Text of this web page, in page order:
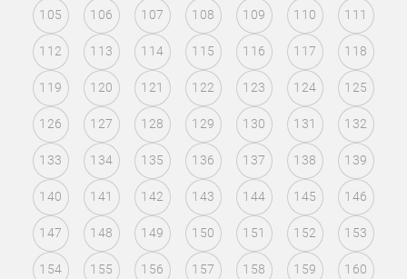
105 106 107 108 109 110 111
112 113 114 115 116 117 118
119 120 121 122 123 124 125
126 127 128 129 130 131 132
133 134 135 136 137 138 139
140 141 142 143 144 145 146
147 148 149 150 151 152 153
154 155 156 157 158 159 160